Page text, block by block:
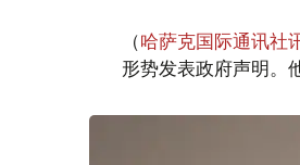
（哈萨克国际通讯社
形势发表政府声明。